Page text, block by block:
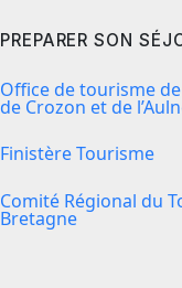
PREPARER SON
Office de tourisme de
de Crozon et de
Finistère Tourisme
Comité Régional du
Bretagne